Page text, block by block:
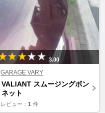
3.00
GARAGE VARY
VALIANT スムージングボン
ネット
レビュー： 1 件